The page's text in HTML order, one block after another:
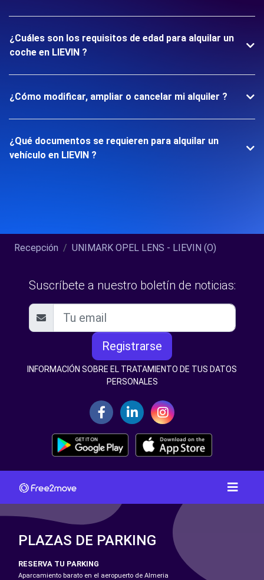
¿Cuáles son los requisitos de edad para alquilar un
coche en LIEVIN ?
¿Cómo modificar, ampliar o cancelar mi alquiler ?
¿Qué documentos se requieren para alquilar un
vehículo en LIEVIN ?
Recepción UNIMARK OPEL LENS - LIEVIN (O)
Suscríbete a nuestro boletín de noticias:
Registrarse
INFORMACIÓN SOBRE EL TRATAMIENTO DE TUS DATOS
PERSONALES
PLAZAS DE PARKING
RESERVA TU PARKING
Aparcamiento barato en el aeropuerto de Almeria